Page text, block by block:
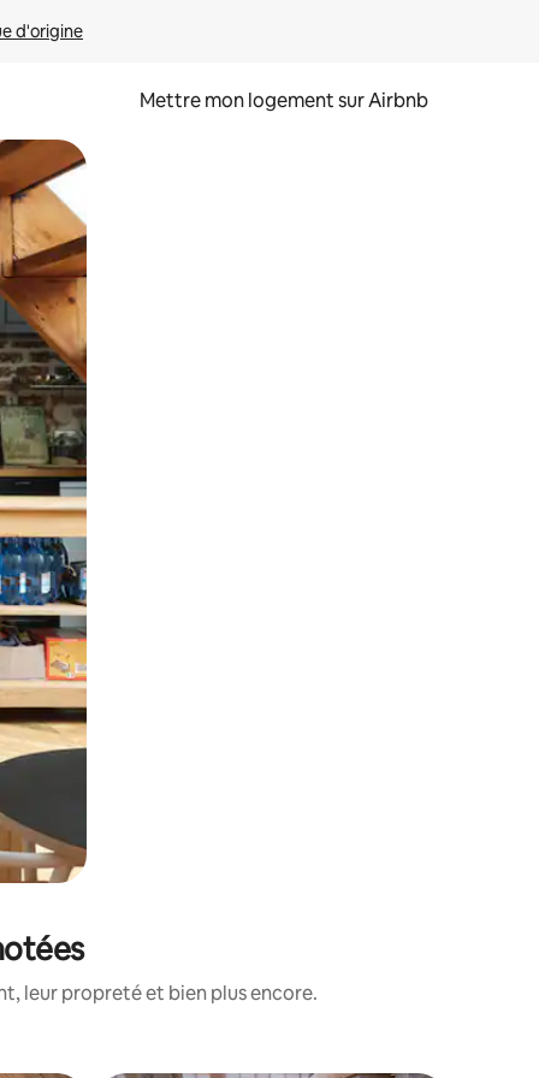
d'origine
Mettre mon logement sur Airbnb
glisser.
leur propreté et bien plus encore.